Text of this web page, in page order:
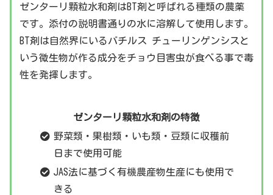
ゼンターリ顆粒水和剤はBT剤と呼ばれる種類の農薬
です。添付の説明書通りの水に溶解して使用します。
BT剤は自然界にいるバチルス チューリンゲンシスと
いう微生物が作る成分をチョウ目害虫が食べる事で毒
性を発揮します。
ゼンターリ顆粒水和剤の特徴
野菜類・果樹類・いも類・豆類に収穫前
日まで使用可能
JAS法に基づく有機農産物生産にも使用で
きる